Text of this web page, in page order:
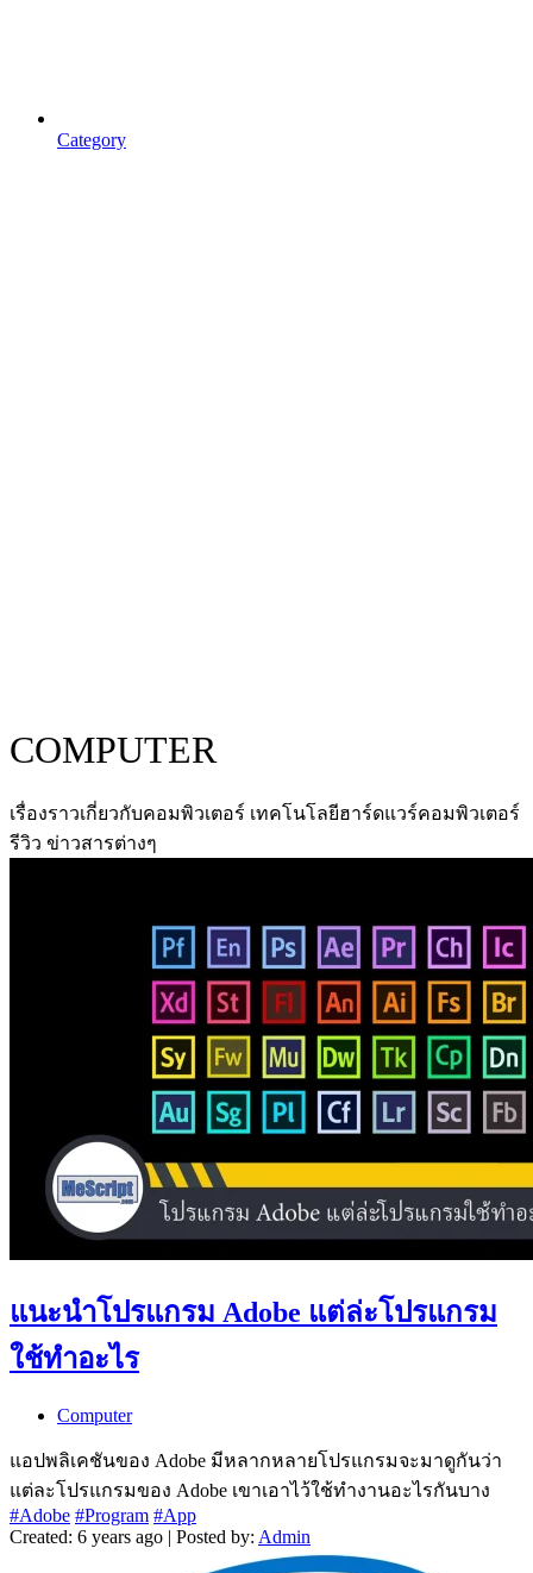
Category
COMPUTER
เรื่องราวเกี่ยวกับคอมพิวเตอร์ เทคโนโลยีฮาร์ดแวร์คอมพิวเตอร์
รีวิว ข่าวสารต่างๆ
แนะนำโปรแกรม Adobe แต่ล่ะโปรแกรม
ใช้ทำอะไร
Computer
แอปพลิเคชันของ Adobe มีหลากหลายโปรแกรมจะมาดูกันว่า
แต่ละโปรแกรมของ Adobe เขาเอาไว้ใช้ทำงานอะไรกันบาง
#Adobe #Program #App
Created: 6 years ago | Posted by: Admin